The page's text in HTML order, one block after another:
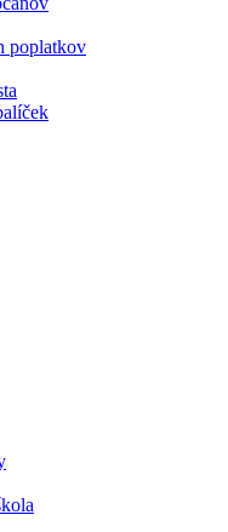
poplatkov